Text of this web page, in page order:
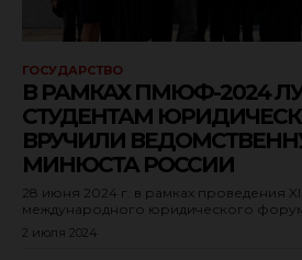
ГОСУДАРСТВО
В РАМКАХ ПМЮФ-2024
СТУДЕНТАМ
ВРУЧИЛИ
МИНЮСТА РОССИИ
28 июня 2024 г. в рамках проведения
международного юридического
2 июля 2024